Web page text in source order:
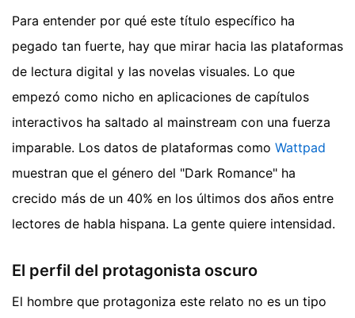
Para entender por qué este título específico ha
pegado tan fuerte, hay que mirar hacia las plataformas
de lectura digital y las novelas visuales. Lo que
empezó como nicho en aplicaciones de capítulos
interactivos ha saltado al mainstream con una fuerza
imparable. Los datos de plataformas como Wattpad
muestran que el género del "Dark Romance" ha
crecido más de un 40% en los últimos dos años entre
lectores de habla hispana. La gente quiere intensidad.
El perfil del protagonista oscuro
El hombre que protagoniza este relato no es un tipo